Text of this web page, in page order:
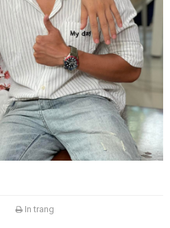
In trang